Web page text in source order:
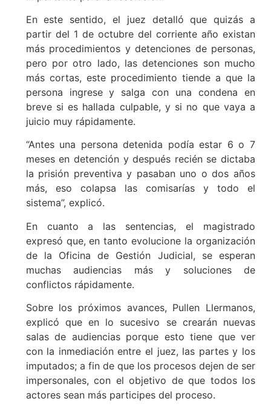
En este sentido, el juez detalló que quizás a
partir del 1 de octubre del corriente año existan
más procedimientos y detenciones de personas,
pero por otro lado, las detenciones son mucho
más cortas, este procedimiento tiende a que la
persona ingrese y salga con una condena en
breve si es hallada culpable, y si no que vaya a
juicio muy rápidamente.
“Antes una persona detenida podía estar 6 o 7
meses en detención y después recién se dictaba
la prisión preventiva y pasaban uno o dos años
más, eso colapsa las comisarías y todo el
sistema”, explicó.
En cuanto a las sentencias, el magistrado
expresó que, en tanto evolucione la organización
de la Oficina de Gestión Judicial, se esperan
muchas audiencias más y soluciones de
conflictos rápidamente.
Sobre los próximos avances, Pullen Llermanos,
explicó que en lo sucesivo se crearán nuevas
salas de audiencias porque esto tiene que ver
con la inmediación entre el juez, las partes y los
imputados; a fin de que los procesos dejen de ser
impersonales, con el objetivo de que todos los
actores sean más participes del proceso.